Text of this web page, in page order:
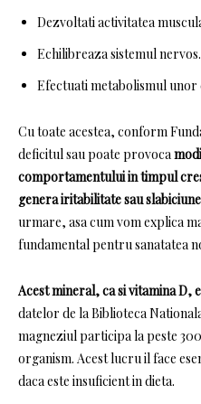
Dezvoltati activitatea
Echilibreaza sistemul nervos.
Efectuati metabolismul
Cu toate acestea, conform
deficitul sau poate provoca
comportamentului in timpul
genera iritabilitate sau slabiciune
urmare, asa cum vom explica
fundamental pentru sanatatea
Acest mineral, ca si vitamina D,
datelor de la Biblioteca
magneziul participa la peste
organism. Acest lucru il face
daca este insuficient in dieta.